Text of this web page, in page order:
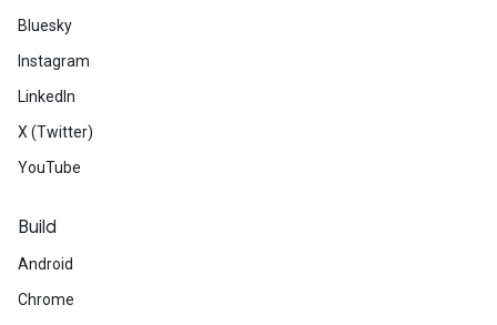
Bluesky
Instagram
LinkedIn
X (Twitter)
YouTube
Build
Android
Chrome